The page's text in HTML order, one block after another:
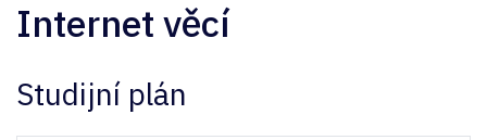
Internet věcí
Studijní plán